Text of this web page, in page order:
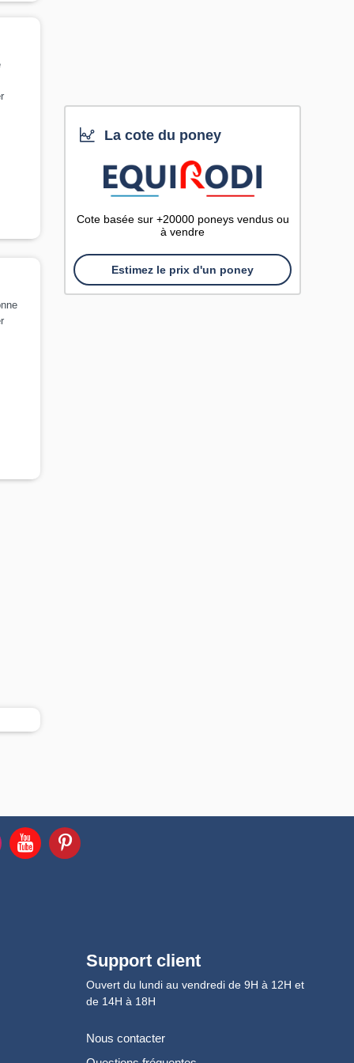
La cote du poney
Cote basée sur +20000 poneys vendus ou
à vendre
Estimez le prix d'un poney
Support client
Ouvert du lundi au vendredi de 9H à 12H et
de 14H à 18H
Nous contacter